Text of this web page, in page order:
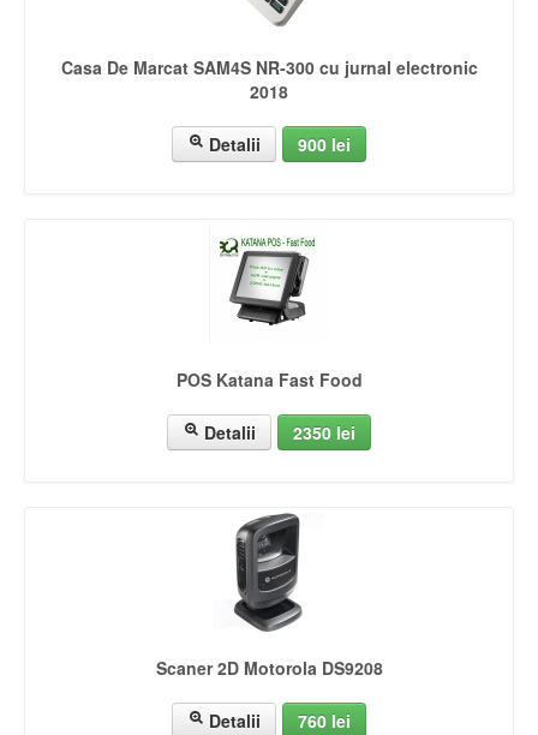
Casa De Marcat SAM4S NR-300 cu jurnal electronic
2018
Detalii 900 lei
POS Katana Fast Food
Detalii 2350 lei
Scaner 2D Motorola DS9208
Detalii 760 lei